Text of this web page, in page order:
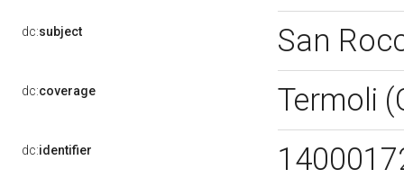
dc:subject San
dc:coverage Termoli
dc:identifier